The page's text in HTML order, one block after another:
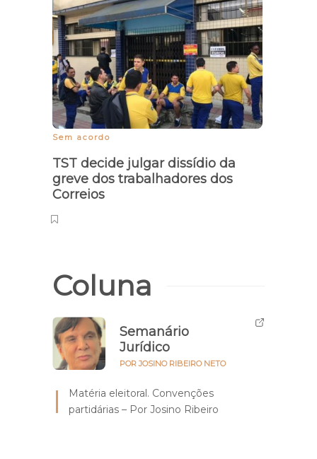
Sem acordo
TST decide julgar dissídio da
greve dos trabalhadores dos
Correios
Coluna
Semanário
Jurídico
POR JOSINO RIBEIRO NETO
Matéria eleitoral. Convenções
partidárias – Por Josino Ribeiro